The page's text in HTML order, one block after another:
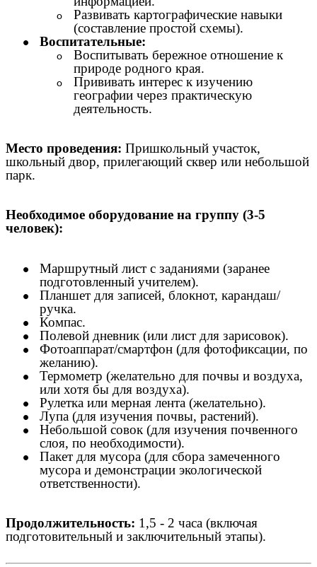
Развивать картографические навыки
(составление простой схемы).
Воспитательные:
Воспитывать бережное отношение к
природе родного края.
Прививать интерес к изучению
географии через практическую
деятельность.
Место проведения: Пришкольный участок,
школьный двор, прилегающий сквер или небольшой
парк.
Необходимое оборудование на группу (3-5
человек):
Маршрутный лист с заданиями (заранее
подготовленный учителем).
Планшет для записей, блокнот, карандаш/
ручка.
Компас.
Полевой дневник (или лист для зарисовок).
Фотоаппарат/смартфон (для фотофиксации, по
желанию).
Термометр (желательно для почвы и воздуха,
или хотя бы для воздуха).
Рулетка или мерная лента (желательно).
Лупа (для изучения почвы, растений).
Небольшой совок (для изучения почвенного
слоя, по необходимости).
Пакет для мусора (для сбора замеченного
мусора и демонстрации экологической
ответственности).
Продолжительность: 1,5 - 2 часа (включая
подготовительный и заключительный этапы).